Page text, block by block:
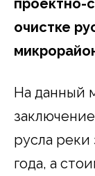
проектно-
очистке
На данный
русла реки
года, а